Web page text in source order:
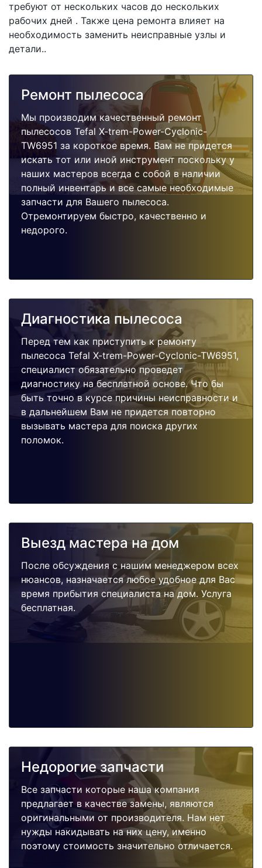
требуют от нескольких часов до нескольких
рабочих дней . Также цена ремонта влияет на
необходимость заменить неисправные узлы и
детали..
Ремонт пылесоса
Мы производим качественный ремонт
пылесосов Tefal X-trem-Power-Cyclonic-
TW6951 за короткое время. Вам не придется
искать тот или иной инструмент поскольку у
наших мастеров всегда с собой в наличии
полный инвентарь и все самые необходимые
запчасти для Вашего пылесоса.
Отремонтируем быстро, качественно и
недорого.
Диагностика пылесоса
Перед тем как приступить к ремонту
пылесоса Tefal X-trem-Power-Cyclonic-TW6951,
специалист обязательно проведет
диагностику на бесплатной основе. Что бы
быть точно в курсе причины неисправности и
в дальнейшем Вам не придется повторно
вызывать мастера для поиска других
поломок.
Выезд мастера на дом
После обсуждения с нашим менеджером всех
нюансов, назначается любое удобное для Вас
время прибытия специалиста на дом. Услуга
бесплатная.
Недорогие запчасти
Все запчасти которые наша компания
предлагает в качестве замены, являются
оригинальными от производителя. Нам нет
нужды накидывать на них цену, именно
поэтому стоимость значительно отличается.